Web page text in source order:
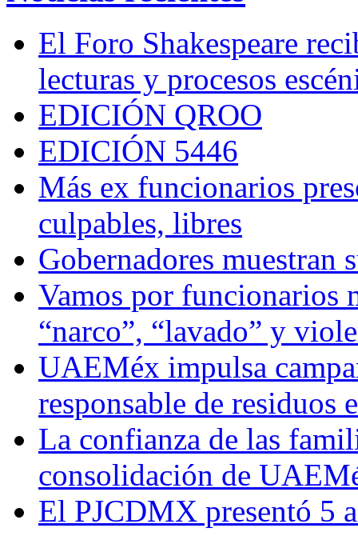
El Foro Shakespeare
lecturas y procesos
EDICIÓN QROO
EDICIÓN 5446
Más ex funcionarios
culpables, libres
Gobernadores muestran
Vamos por funcionarios
“narco”, “lavado” y
UAEMéx impulsa
responsable de residuos
La confianza de las
consolidación de
El PJCDMX presentó 5